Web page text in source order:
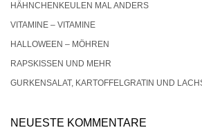
HÄHNCHENKEULEN MAL ANDERS
VITAMINE – VITAMINE
HALLOWEEN – MÖHREN
RAPSKISSEN UND MEHR
GURKENSALAT, KARTOFFELGRATIN UND
NEUESTE KOMMENTARE